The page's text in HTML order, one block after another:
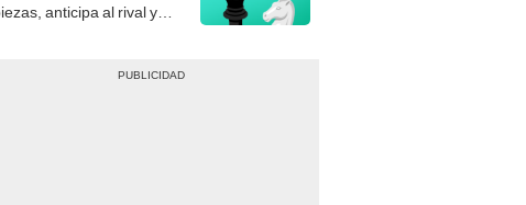
anticipa al rival y